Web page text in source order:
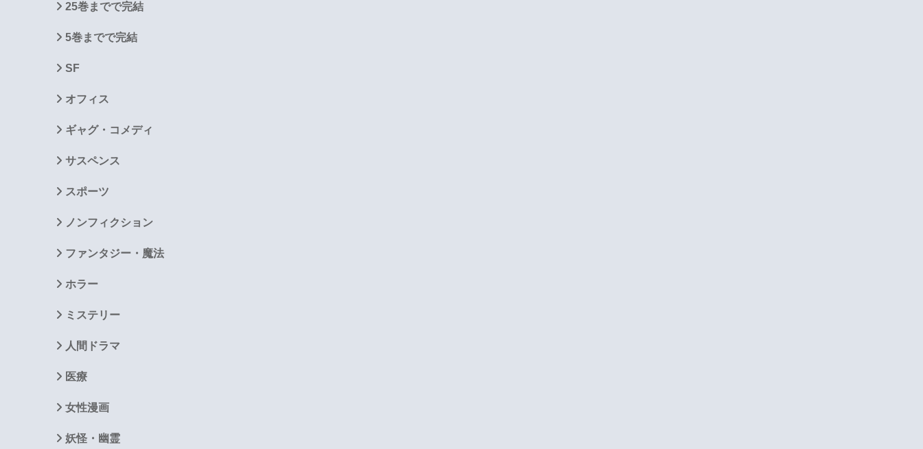
25巻までで完結
5巻までで完結
SF
オフィス
ギャグ・コメディ
サスペンス
スポーツ
ノンフィクション
ファンタジー・魔法
ホラー
ミステリー
人間ドラマ
医療
女性漫画
妖怪・幽霊